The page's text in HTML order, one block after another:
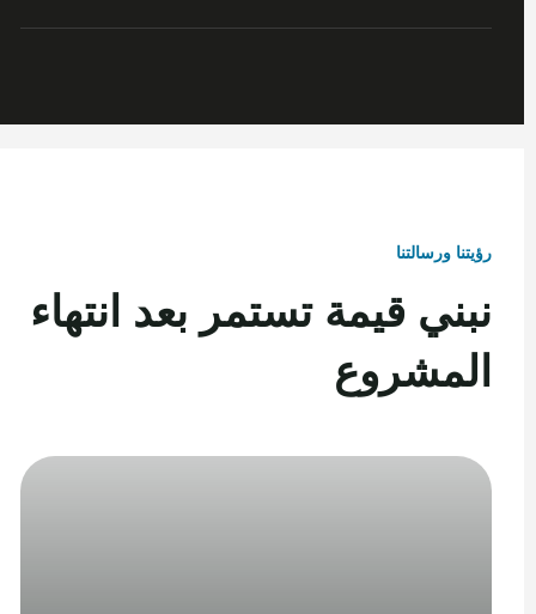
رؤيتنا ورسالتنا
نبني قيمة تستمر بعد انتهاء
المشروع